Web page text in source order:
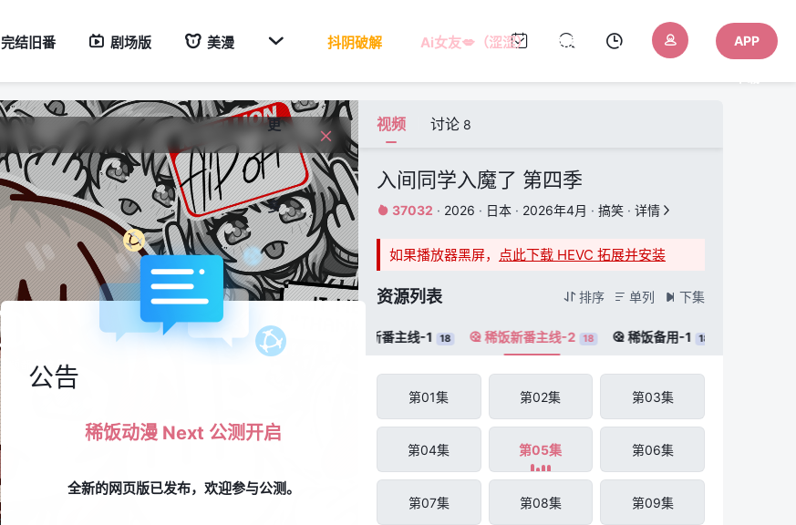
完结旧番 剧场版 美漫 
更
多
抖阴破解 Ai女友💋（涩涩） AI色色 APP
视频 讨论 8
入间同学入魔了 第四季
 37032 · 2026 · 日本 · 2026年4月 · 搞笑 · 详情 
如果播放器黑屏， 点此下载 HEVC 拓展并安装
资源列表  排序  单列  下集
稀饭新番主线-1 18  稀饭新番主线-2 18  稀饭备用-1 18
第01集 第02集 第03集
第04集 第05集 第06集
第07集 第08集 第09集
公告
稀饭动漫 Next 公测开启
全新的网页版已发布，欢迎参与公测。